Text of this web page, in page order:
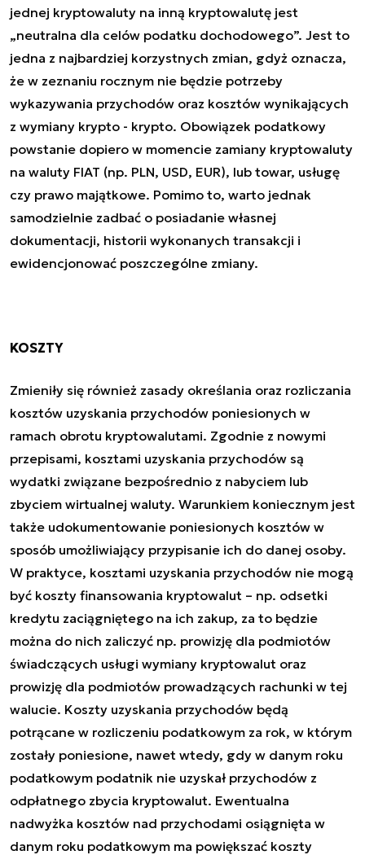
jednej kryptowaluty na inną kryptowalutę jest
„neutralna dla celów podatku dochodowego”. Jest to
jedna z najbardziej korzystnych zmian, gdyż oznacza,
że w zeznaniu rocznym nie będzie potrzeby
wykazywania przychodów oraz kosztów wynikających
z wymiany krypto - krypto. Obowiązek podatkowy
powstanie dopiero w momencie zamiany kryptowaluty
na waluty FIAT (np. PLN, USD, EUR), lub towar, usługę
czy prawo majątkowe. Pomimo to, warto jednak
samodzielnie zadbać o posiadanie własnej
dokumentacji, historii wykonanych transakcji i
ewidencjonować poszczególne zmiany.
KOSZTY
Zmieniły się również zasady określania oraz rozliczania
kosztów uzyskania przychodów poniesionych w
ramach obrotu kryptowalutami. Zgodnie z nowymi
przepisami, kosztami uzyskania przychodów są
wydatki związane bezpośrednio z nabyciem lub
zbyciem wirtualnej waluty. Warunkiem koniecznym jest
także udokumentowanie poniesionych kosztów w
sposób umożliwiający przypisanie ich do danej osoby.
W praktyce, kosztami uzyskania przychodów nie mogą
być koszty finansowania kryptowalut – np. odsetki
kredytu zaciągniętego na ich zakup, za to będzie
można do nich zaliczyć np. prowizję dla podmiotów
świadczących usługi wymiany kryptowalut oraz
prowizję dla podmiotów prowadzących rachunki w tej
walucie. Koszty uzyskania przychodów będą
potrącane w rozliczeniu podatkowym za rok, w którym
zostały poniesione, nawet wtedy, gdy w danym roku
podatkowym podatnik nie uzyskał przychodów z
odpłatnego zbycia kryptowalut. Ewentualna
nadwyżka kosztów nad przychodami osiągnięta w
danym roku podatkowym ma powiększać koszty